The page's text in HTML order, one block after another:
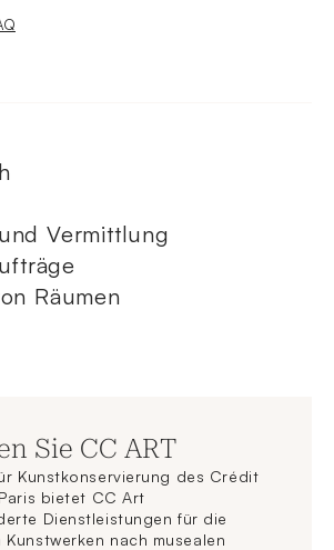
Vermittlung
Räumen
Sie CC ART
Kunstkonservierung des Crédit
bietet CC Art
Dienstleistungen für die
nach musealen